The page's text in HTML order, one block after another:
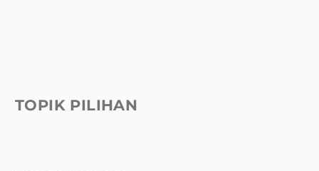
TOPIK PILIHAN